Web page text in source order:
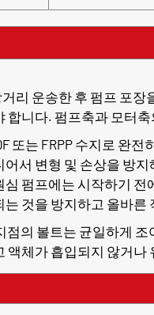
거리 운송한 후 펌프 포
합니다. 펌프축과 모터
또는 FRPP 수지로 완
어서 변형 및 손상을 방
심 펌프에는 시작하기
는 것을 방지하고 올바
점의 볼트는 균일하게
액체가 흡입되지 않거